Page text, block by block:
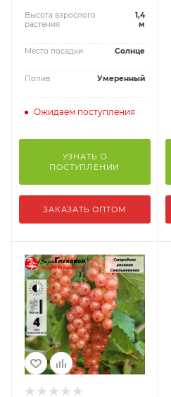
Высота взрослого
растения
1,4
м
Место посадки Солнце
Полив Умеренный
Ожидаем поступления
УЗНАТЬ О
ПОСТУПЛЕНИИ
ЗАКАЗАТЬ ОПТОМ